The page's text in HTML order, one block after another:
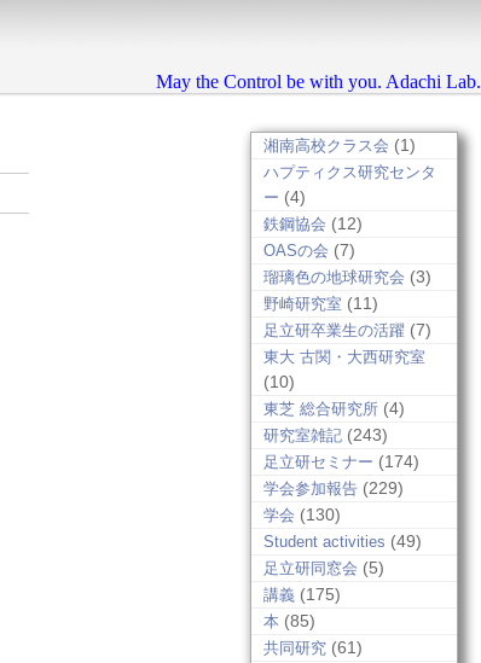
May the Control be with you. Adachi Lab.
湘南高校クラス会 (1)
ハプティクス研究センタ
ー (4)
鉄鋼協会 (12)
OASの会 (7)
瑠璃色の地球研究会 (3)
野崎研究室 (11)
足立研卒業生の活躍 (7)
東大 古関・大西研究室
(10)
東芝 総合研究所 (4)
研究室雑記 (243)
足立研セミナー (174)
学会参加報告 (229)
学会 (130)
Student activities (49)
足立研同窓会 (5)
講義 (175)
本 (85)
共同研究 (61)